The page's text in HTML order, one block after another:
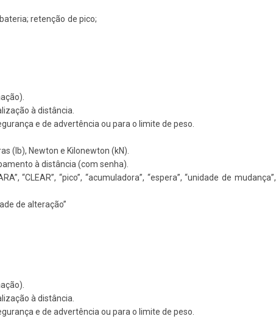
retenção de pico;
à distância.
e de advertência ou para o limite de peso.
(lb), Newton e Kilonewton (kN).
à distância (com senha).
“CLEAR”, “pico”, “acumuladora”, “espera”, “unidade de mudança”,
de alteração”
à distância.
e de advertência ou para o limite de peso.